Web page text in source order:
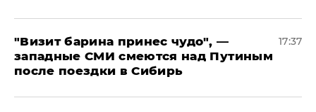
"Визит барина принес чудо", —
западные СМИ смеются над Путиным
после поездки в Сибирь
17:37